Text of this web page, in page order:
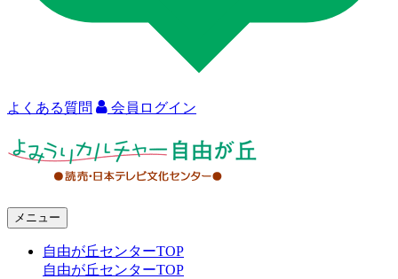
よくある質問 会員ログイン
メニュー
自由が丘センターTOP
自由が丘センターTOP